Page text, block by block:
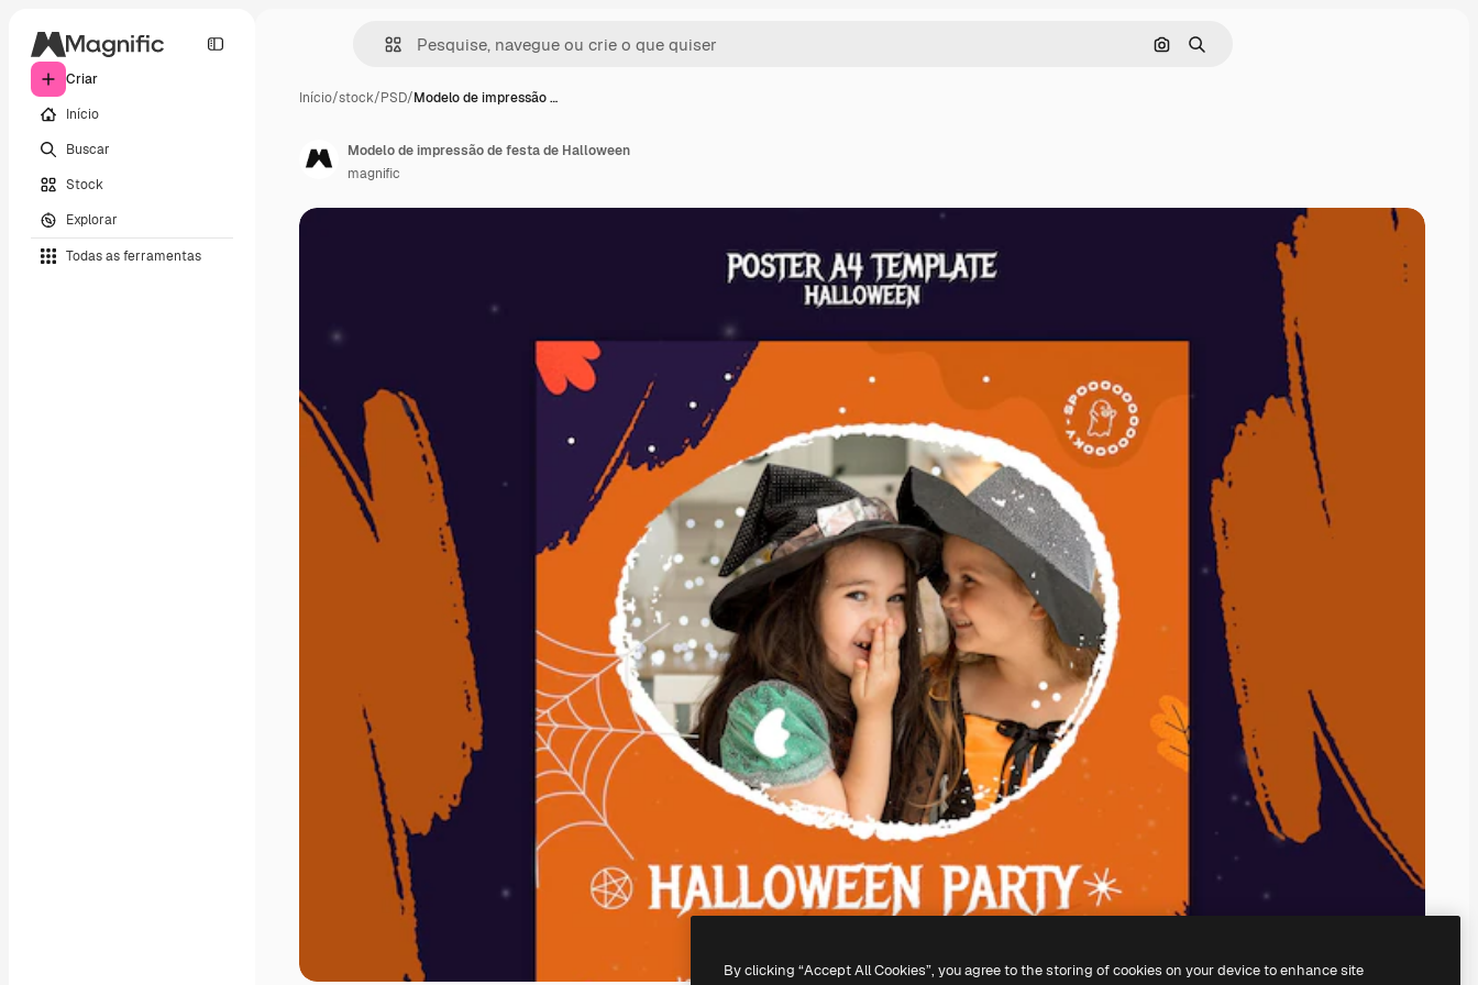
Criar
Início
Buscar
Stock
Explorar
Todas as ferramentas
Pesquisar por imagem
Buscar
Início/stock/PSD/Modelo de impressão …
Modelo de impressão de festa de Halloween
magnific
By clicking “Accept All Cookies”, you agree to the storing of cookies on your device to enhance site